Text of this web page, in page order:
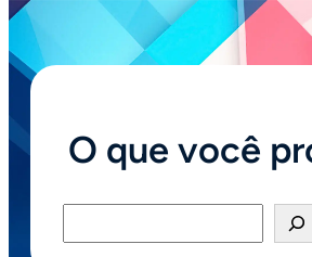
O que você